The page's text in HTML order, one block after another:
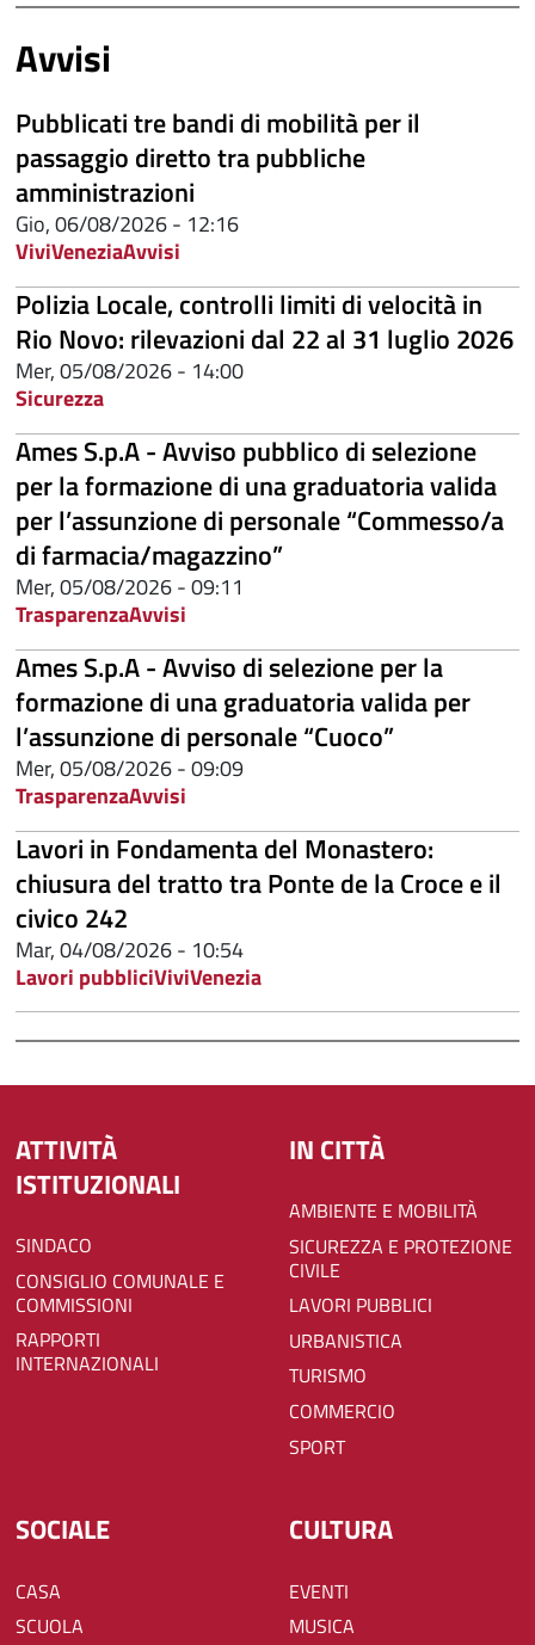
Avvisi
Pubblicati tre bandi di mobilità per il
passaggio diretto tra pubbliche
amministrazioni
Gio, 06/08/2026 - 12:16
ViviVeneziaAvvisi
Polizia Locale, controlli limiti di velocità in
Rio Novo: rilevazioni dal 22 al 31 luglio 2026
Mer, 05/08/2026 - 14:00
Sicurezza
Ames S.p.A - Avviso pubblico di selezione
per la formazione di una graduatoria valida
per l’assunzione di personale “Commesso/a
di farmacia/magazzino”
Mer, 05/08/2026 - 09:11
TrasparenzaAvvisi
Ames S.p.A - Avviso di selezione per la
formazione di una graduatoria valida per
l’assunzione di personale “Cuoco”
Mer, 05/08/2026 - 09:09
TrasparenzaAvvisi
Lavori in Fondamenta del Monastero:
chiusura del tratto tra Ponte de la Croce e il
civico 242
Mar, 04/08/2026 - 10:54
Lavori pubbliciViviVenezia
ATTIVITÀ
ISTITUZIONALI
SINDACO
CONSIGLIO COMUNALE E
COMMISSIONI
RAPPORTI
INTERNAZIONALI
IN CITTÀ
AMBIENTE E MOBILITÀ
SICUREZZA E PROTEZIONE
CIVILE
LAVORI PUBBLICI
URBANISTICA
TURISMO
COMMERCIO
SPORT
SOCIALE
CASA
SCUOLA
CULTURA
EVENTI
MUSICA